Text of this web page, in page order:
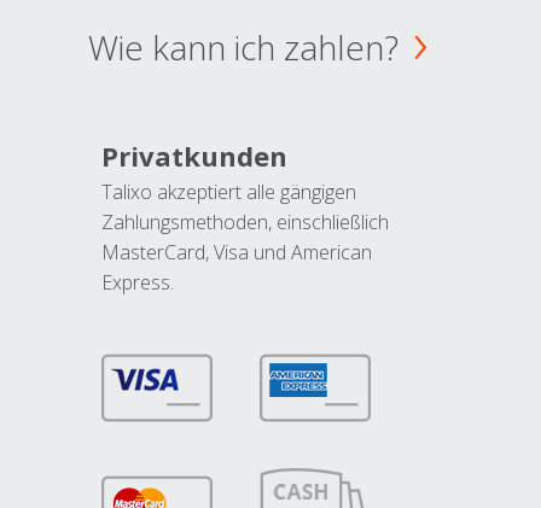
Wie kann ich zahlen?
Privatkunden
Talixo akzeptiert alle gängigen
Zahlungsmethoden, einschließlich
MasterCard, Visa und American
Express.